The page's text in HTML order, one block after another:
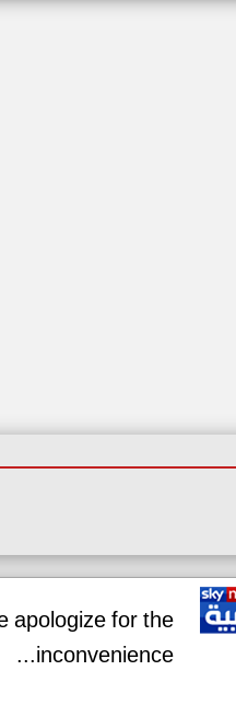
apologize for the
inconvenience...